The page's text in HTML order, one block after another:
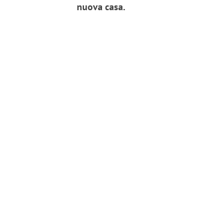
nuova casa.